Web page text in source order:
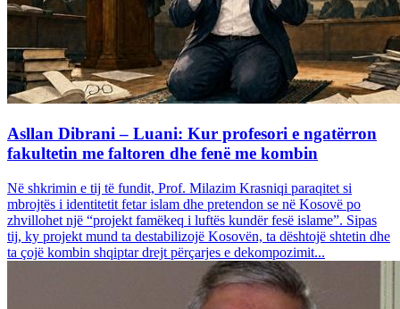
Asllan Dibrani – Luani: Kur profesori e ngatërron
fakultetin me faltoren dhe fenë me kombin
Në shkrimin e tij të fundit, Prof. Milazim Krasniqi paraqitet si
mbrojtës i identitetit fetar islam dhe pretendon se në Kosovë po
zhvillohet një “projekt famëkeq i luftës kundër fesë islame”. Sipas
tij, ky projekt mund ta destabilizojë Kosovën, ta dështojë shtetin dhe
ta çojë kombin shqiptar drejt përçarjes e dekompozimit...